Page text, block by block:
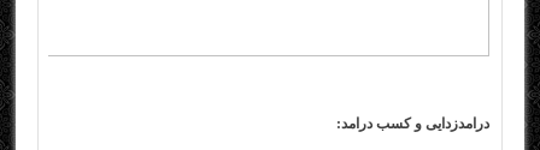
درامدزدایی و کسب درامد: